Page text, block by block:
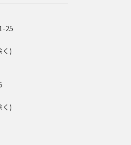
25
く)
く)